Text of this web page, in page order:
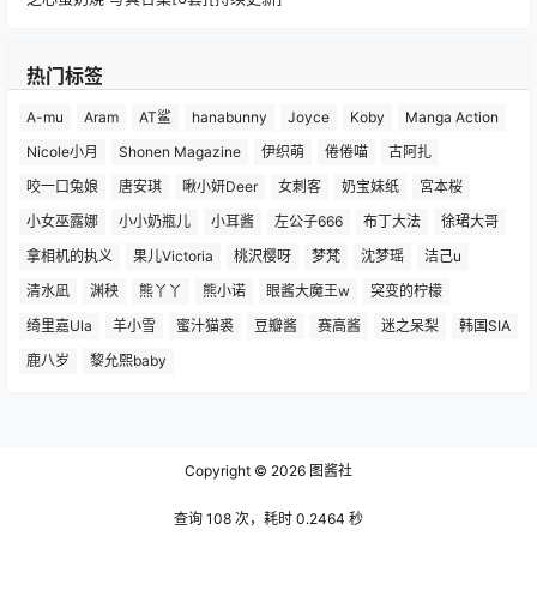
热门标签
A-mu Aram AT鲨 hanabunny Joyce Koby
Manga Action
Nicole小月
Shonen Magazine 伊织萌 倦倦喵
古阿扎
咬一口兔娘
唐安琪 啾小妍Deer 女刺客 奶宝妹纸
宮本桜
小女巫露娜
小小奶瓶儿 小耳酱 左公子666 布丁大法
徐珺大哥
拿相机的执义
果儿Victoria 桃沢樱呀 梦梵 沈梦瑶
洁己u
清水凪
渊秧 熊丫丫 熊小诺 眼酱大魔王w
突变的柠檬
绮里嘉Ula
羊小雪 蜜汁猫裘 豆瓣酱 赛高酱 迷之呆梨
韩国SIA
鹿八岁
黎允熙baby
Copyright © 2026 图酱社
查询 108 次，耗时 0.2464 秒